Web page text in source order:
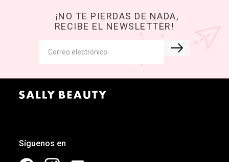
¡NO TE PIERDAS DE NADA,
RECIBE EL NEWSLETTER!
Síguenos en